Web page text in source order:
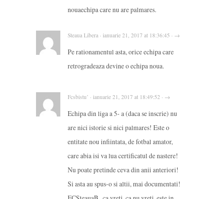
nouaechipa care nu are palmares.
Steaua Libera · ianuarie 21, 2017 at 18:36:45 · →
Pe rationamentul asta, orice echipa care
retrogradeaza devine o echipa noua.
Fcsbistu’ · ianuarie 21, 2017 at 18:49:52 · →
Echipa din liga a 5- a (daca se inscrie) nu
are nici istorie si nici palmares! Este o
entitate nou infiintata, de fotbal amator,
care abia isi va lua certificatul de nastere!
Nu poate pretinde ceva din anii anteriori!
Si asta au spus-o si altii, mai documentati!